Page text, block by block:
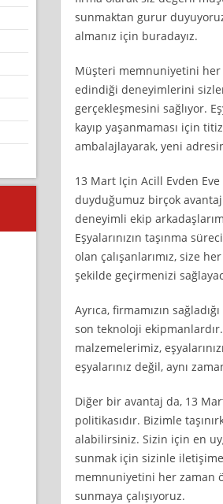
sunmaktan gurur
almanız için buradayız.
Müşteri memnuniyetini her
edindiği deneyimlerini
gerçekleşmesini sağlıyor.
kayıp yaşanmaması için
ambalajlayarak, yeni
13 Mart Için Acill Evden
duyduğumuz birçok
deneyimli ekip
Eşyalarınızın taşınma
olan çalışanlarımız, size
şekilde geçirmenizi
Ayrıca, firmamızın
son teknoloji
malzemelerimiz,
eşyalarınız değil, aynı
Diğer bir avantaj da, 13
politikasıdır. Bizimle
alabilirsiniz. Sizin için en
sunmak için sizinle
memnuniyetini her zaman
sunmaya çalışıyoruz.